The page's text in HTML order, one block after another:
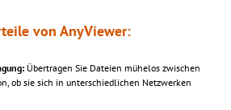
von AnyViewer:
Übertragen Sie Dateien mühelos zwischen
ob sie sich in unterschiedlichen Netzwerken